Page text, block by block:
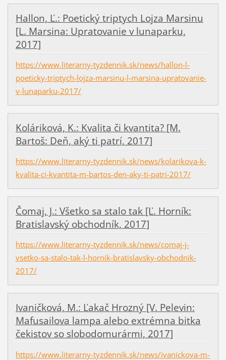
Hallon, Ľ.: Poetický triptych Lojza Marsinu
[L. Marsina: Upratovanie v lunaparku,
2017]
https://www.literarny-tyzdennik.sk/news/hallon-l-
poeticky-triptych-lojza-marsinu-l-marsina-upratovanie-
v-lunaparku-2017/
Koláriková, K.: Kvalita či kvantita? [M.
Bartoš: Deň, aký ti patrí, 2017]
https://www.literarny-tyzdennik.sk/news/kolarikova-k-
kvalita-ci-kvantita-m-bartos-den-aky-ti-patri-2017/
Čomaj, J.: Všetko sa stalo tak [Ľ. Horník:
Bratislavský obchodník, 2017]
https://www.literarny-tyzdennik.sk/news/comaj-j-
vsetko-sa-stalo-tak-l-hornik-bratislavsky-obchodnik-
2017/
Ivaničková, M.: Ľakač Hrozný [V. Pelevin:
Mafusailova lampa alebo extrémna bitka
čekistov so slobodomurármi, 2017]
https://www.literarny-tyzdennik.sk/news/ivanickova-m-